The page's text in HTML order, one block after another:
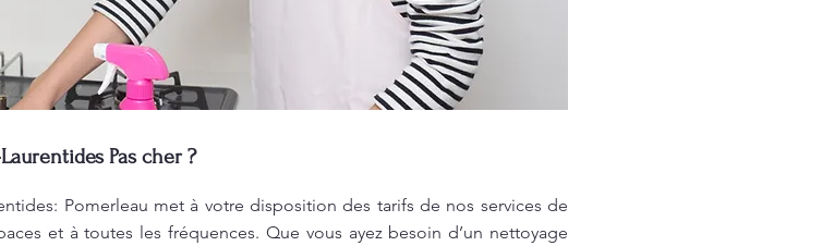
Pas cher ?
Pomerleau met à votre disposition des tarifs de nos services de
et à toutes les fréquences. Que vous ayez besoin d’un nettoyage